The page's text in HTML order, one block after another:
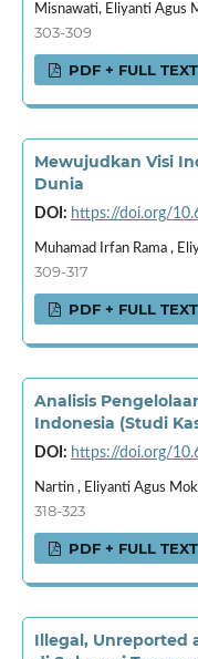
Misnawati, Eliyanti Agus
303-309
PDF + FULL TEXT
Mewujudkan Visi
Dunia
DOI: https://doi.org/
Muhamad Irfan Rama ,
309-317
PDF + FULL TEXT
Analisis
Indonesia (Studi
DOI: https://doi.org/
Nartin , Eliyanti Agus
318-323
PDF + FULL TEXT
Illegal, Unreported